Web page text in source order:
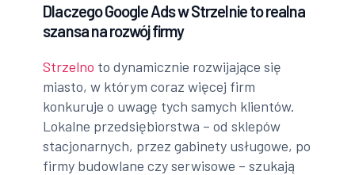
Dlaczego Google Ads w Strzelnie to realna
szansa na rozwój firmy
Strzelno to dynamicznie rozwijające się
miasto, w którym coraz więcej firm
konkuruje o uwagę tych samych klientów.
Lokalne przedsiębiorstwa – od sklepów
stacjonarnych, przez gabinety usługowe, po
firmy budowlane czy serwisowe – szukają